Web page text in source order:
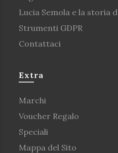
Lucia Semola e la storia
Strumenti GDPR
Contattaci
Extra
Marchi
Voucher Regalo
Speciali
Mappa del Sito